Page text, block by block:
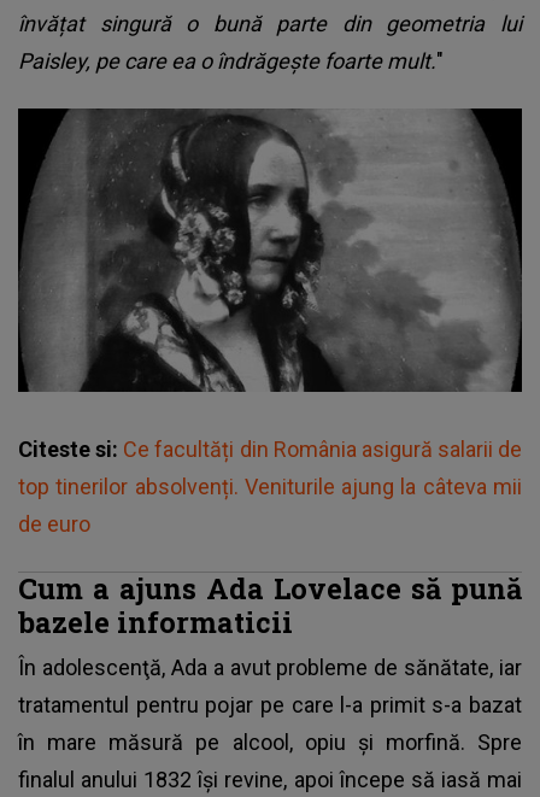
învățat singură o bună parte din geometria lui
Paisley, pe care ea o îndrăgește foarte mult."
Citeste si: Ce facultăți din România asigură salarii de
top tinerilor absolvenți. Veniturile ajung la câteva mii
de euro
Cum a ajuns Ada Lovelace să pună
bazele informaticii
În adolescenţă, Ada a avut probleme de sănătate, iar
tratamentul pentru pojar pe care l-a primit s-a bazat
în mare măsură pe alcool, opiu şi morfină. Spre
finalul anului 1832 îşi revine, apoi începe să iasă mai